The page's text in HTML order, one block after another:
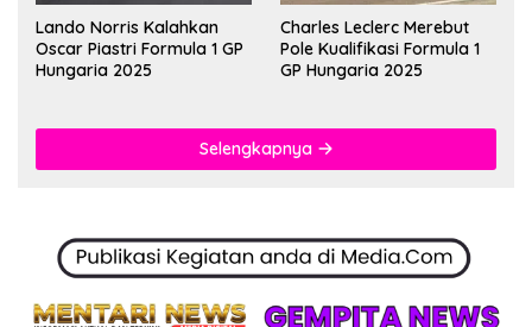
Lando Norris Kalahkan
Oscar Piastri Formula 1 GP
Hungaria 2025
Charles Leclerc Merebut
Pole Kualifikasi Formula 1
GP Hungaria 2025
Selengkapnya